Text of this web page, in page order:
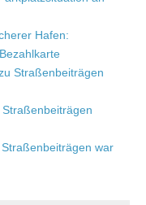
Hafen:
Straßenbeiträgen
war